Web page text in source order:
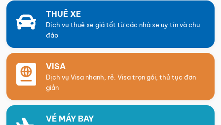
THUÊ XE
Dịch vụ thuê xe giá tốt từ các nhà xe uy tín và chu
đáo
VISA
Dịch vụ Visa nhanh, rẻ. Visa trọn gói, thủ tục đơn
giản
VÉ MÁY BAY